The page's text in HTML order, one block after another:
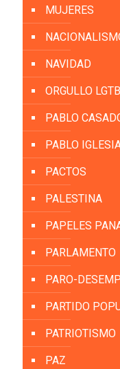
MUJERES
NAVIDAD
ORGULLO
PABLO
PABLO
PACTOS
PALESTINA
PAPELES
PARLAMENTO
PARO-
PARTIDO
PATRIOTISMO
PAZ